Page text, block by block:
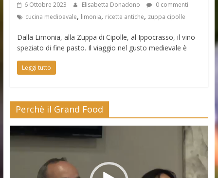
6 Ottobre 2023 Elisabetta Donadono
0 commenti
cucina medioevale, limonia, ricette antiche, zuppa cipolle
Dalla Limonia, alla Zuppa di Cipolle, al Ippocrasso, il vino
speziato di fine pasto. Il viaggio nel gusto medievale è
Leggi tutto
Perchè il Grand Food